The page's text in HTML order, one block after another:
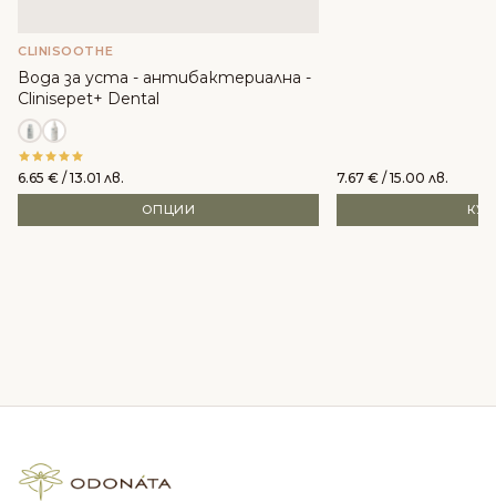
CLINISOOTHE
Вода за уста - антибактериална -
Clinisepet+ Dental
6.65 € / 13.01 лв.
ОПЦИИ
7.67 € / 15.00 лв.